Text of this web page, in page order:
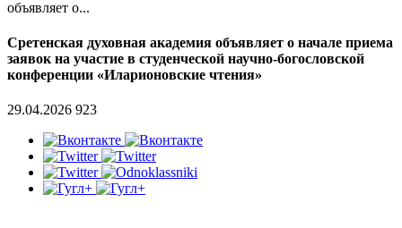
объявляет о...
Сретенская духовная академия объявляет о начале приема
заявок на участие в студенческой научно-богословской
конференции «Иларионовские чтения»
29.04.2026 923